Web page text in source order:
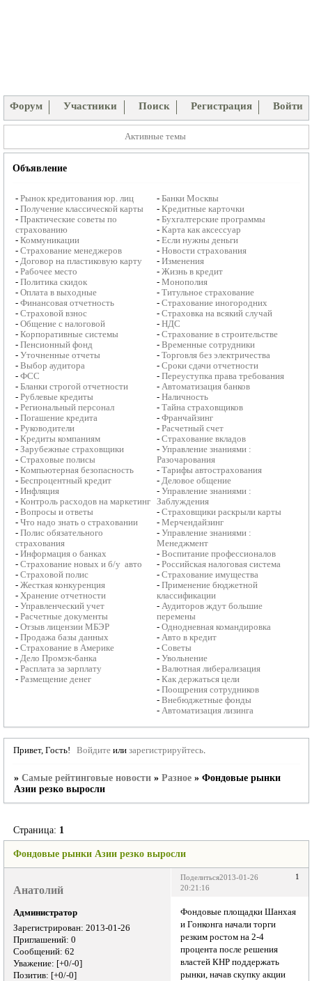
Форум Участники Поиск Регистрация Войти
Активные темы
Объявление
-Рынок кредитования юр. лиц
-Получение классической карты
-Практические советы по
страхованию
-Коммуникации
-Страхование менеджеров
- Договор на пластиковую карту
-Рабочее место
-Политика скидок
-Оплата в выходные
-Финансовая отчетность
-Страховой взнос
-Общение с налоговой
-Корпоративные системы
-Пенсионный фонд
-Уточненные отчеты
-Выбор аудитора
-ФСС
-Бланки строгой отчетности
-Рублевые кредиты
-Региональный персонал
-Погашение кредита
-Руководители
-Кредиты компаниям
-Зарубежные страховщики
-Страховые полисы
-Компьютерная безопасность
-Беспроцентный кредит
-Инфляция
-Контроль расходов на маркетинг
-Вопросы и ответы
-Что надо знать о страховании
-Полис обязательного
страхования
-Информация о банках
-Страхование новых и б/у авто
-Страховой полис
-Жесткая конкуренция
- Хранение отчетности
-Управленческий учет
-Расчетные документы
-Отзыв лицензии МБЭР
-Продажа базы данных
-Страхование в Америке
- Дело Промэк-банка
-Расплата за зарплату
-Размещение денег
-Банки Москвы
-Кредитные карточки
-Бухгалтерские программы
-Карта как аксессуар
-Если нужны деньги
-Новости страхования
-Изменения
-Жизнь в кредит
-Монополия
-Титульное страхование
-Страхование иногородних
-Страховка на всякий случай
-НДС
-Страхование в строительстве
-Временные сотрудники
-Торговля без электричества
-Сроки сдачи отчетности
-Переуступка права требования
- Автоматизация банков
-Наличность
-Тайна страховщиков
-Франчайзинг
-Расчетный счет
-Страхование вкладов
-Управление знаниями :
Разочарования
-Тарифы автострахования
- Деловое общение
-Управление знаниями :
Заблуждения
-Страховщики раскрыли карты
-Мерчендайзинг
-Управление знаниями :
Менеджмент
-Воспитание профессионалов
-Российская налоговая система
-Страхование имущества
-Применение бюджетной
классификации
- Аудиторов ждут большие
перемены
-Однодневная командировка
- Авто в кредит
-Советы
-Увольнение
-Валютная либерализация
-Как держаться цели
-Поощрения сотрудников
-Внебюджетные фонды
- Автоматизация лизинга
Привет, Гость! Войдитеили зарегистрируйтесь.
» Самые рейтинговые новости » Разное » Фондовые рынки
Азии резко выросли
Фондовые рынки Азии резко выросли
Страница: 1
Поделиться 1
2013-01-26
20:21:16
Анатолий
Администратор
Зарегистрирован: 2013-01-26
Приглашений: 0
Сообщений: 62
Уважение: [+0/-0]
Позитив: [+0/-0]
Фондовые площадки Шанхая
и Гонконга начали торги
резким ростом на 2-4
процента после решения
властей КНР поддержать
рынки, начав скупку акции